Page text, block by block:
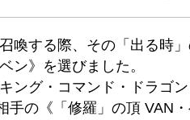
喚する際、その「出る時
ン》を選びました。
ング・コマンド・ドラゴ
手の《「修羅」の頂 VAN